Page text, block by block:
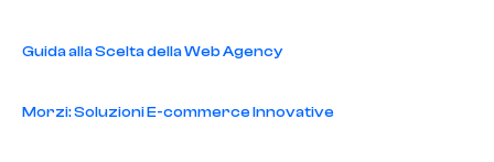
Guida alla Scelta della Web Agency
Morzi: Soluzioni E-commerce Innovative